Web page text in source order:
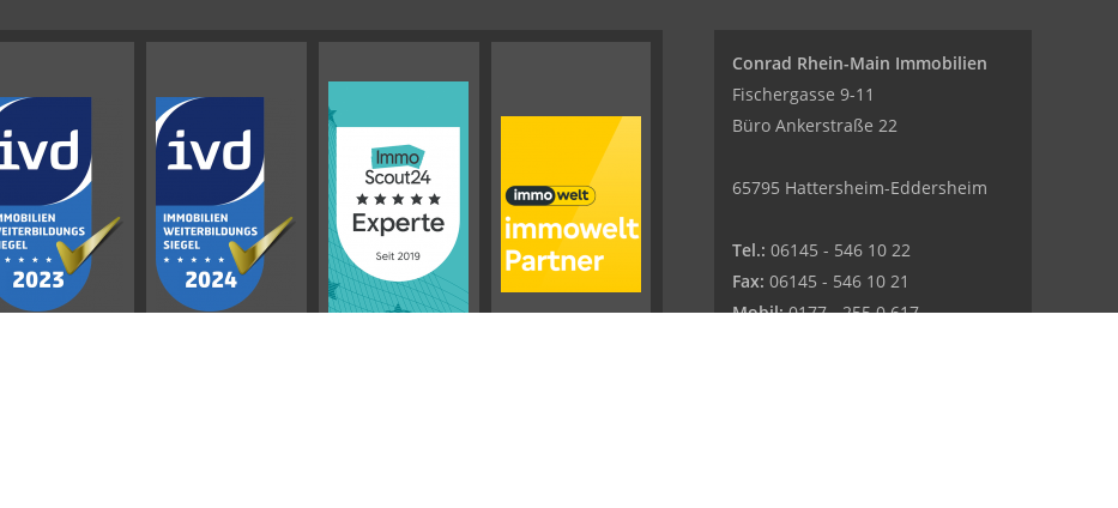
Conrad Rhein-Main Immobilien
Fischergasse 9-11
Büro Ankerstraße 22
65795 Hattersheim-Eddersheim
Tel.: 06145 - 546 10 22
Fax: 06145 - 546 10 21
Mobil:0177 - 255 0 617